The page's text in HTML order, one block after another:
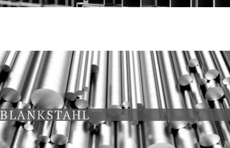
BLANKSTAHL